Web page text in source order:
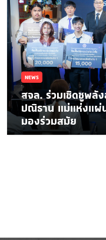
NEWS
สจล. ร่วมเชิดชูพลั
ปณิธาน แม่แห่งแผ่
มองร่วมสมัย